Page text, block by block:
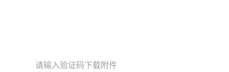
请输入验证码下载附件